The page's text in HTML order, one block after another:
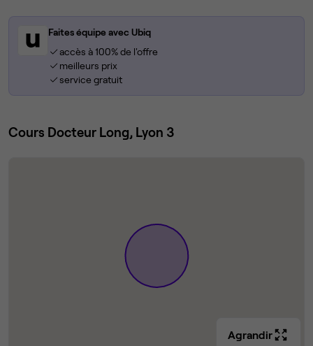
Faites équipe avec Ubiq
accès à 100% de l'offre
meilleurs prix
service gratuit
Cours Docteur Long, Lyon 3
Agrandir